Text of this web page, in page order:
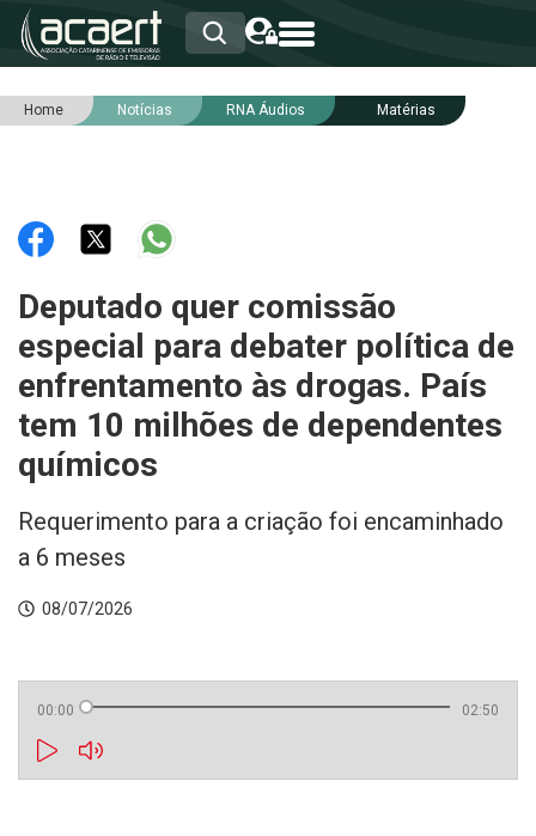
HOME
RNA
NOTÍCIAS
INTEGRIDADE
Home Notícias RNA Áudios Matérias
Deputado quer comissão
especial para debater política de
enfrentamento às drogas. País
tem 10 milhões de dependentes
químicos
Requerimento para a criação foi encaminhado
a 6 meses
08/07/2026
00:00 02:50